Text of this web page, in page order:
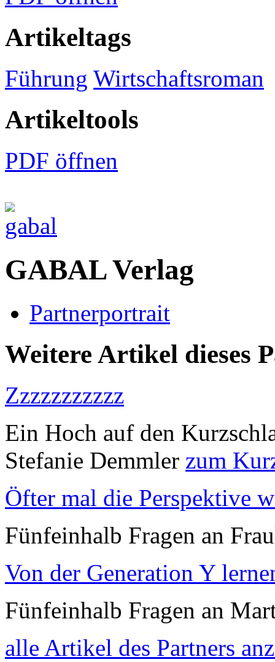
Artikeltags
Führung Wirtschaftsroman
Artikeltools
PDF öffnen
GABAL Verlag
Partnerportrait
Weitere Artikel dieses
Zzzzzzzzzzz
Ein Hoch auf den
Stefanie Demmler zum
Öfter mal die Perspektive
Fünfeinhalb Fragen an
Von der Generation Y
Fünfeinhalb Fragen an
alle Artikel des Partners